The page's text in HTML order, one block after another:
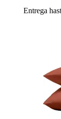
Entrega